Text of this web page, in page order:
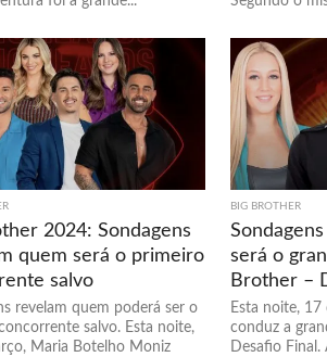
2024: Sondagens
quem será o primeiro
salvo
revelam quem poderá ser o
salvo. Esta noite,
Maria Botelho Moniz
BIG BROTHER
será o
Brother –
Esta noite, 17
conduz a
Desafio Final.